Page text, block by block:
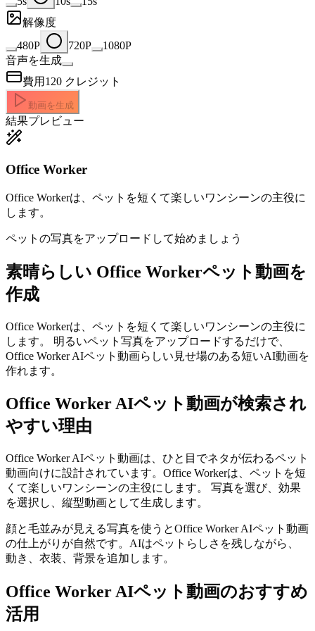
解像度
480P
720P
1080P
音声を生成
費用 120 クレジット
動画を生成
結果プレビュー
Office Worker
Office Workerは、ペットを短くて楽しいワンシーンの主役に
します。
ペットの写真をアップロードして始めましょう
素晴らしい Office Workerペット動画を
作成
Office Workerは、ペットを短くて楽しいワンシーンの主役に
します。 明るいペット写真をアップロードするだけで、
Office Worker AIペット動画らしい見せ場のある短いAI動画を
作れます。
Office Worker AIペット動画が検索され
やすい理由
Office Worker AIペット動画は、ひと目でネタが伝わるペット
動画向けに設計されています。Office Workerは、ペットを短
くて楽しいワンシーンの主役にします。 写真を選び、効果
を選択し、縦型動画として生成します。
顔と毛並みが見える写真を使うとOffice Worker AIペット動画
の仕上がりが自然です。AIはペットらしさを残しながら、
動き、衣装、背景を追加します。
Office Worker AIペット動画のおすすめ
活用